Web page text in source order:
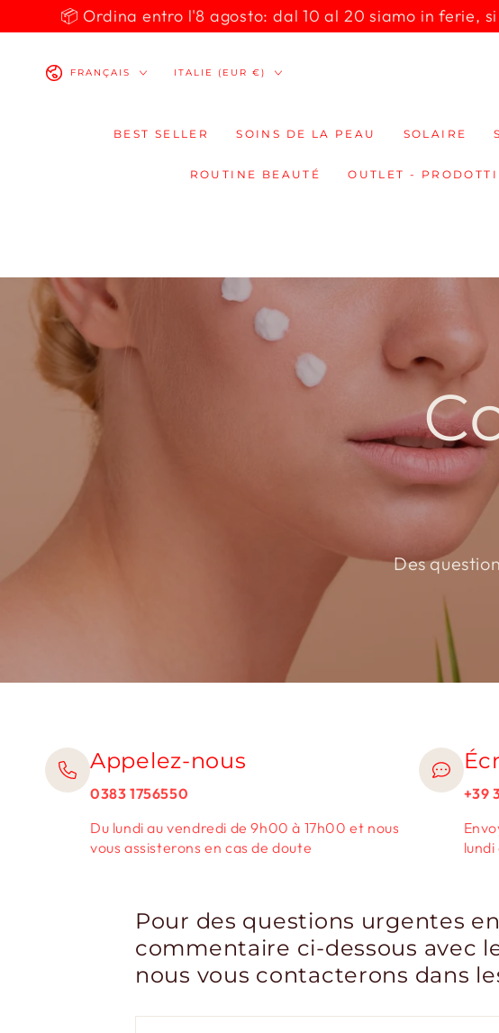
IGNORER LE
CONTENU📦 Ordina entro l'8 agosto: dal 10 al 20 siamo in ferie,
LangueFRANÇAIS Pays/région
ITALIE (EUR €)
BEST SELLER SOINS DE LA PEAU SOLAIRE
ROUTINE BEAUTÉ OUTLET -
Des
Appelez-nous
0383 1756550
Du lundi au vendredi de 9h00 à 17h00 et nous
vous assisterons en cas de doute
+39
Pour des questions urgentes
commentaire ci-dessous avec
nous vous contacterons dans